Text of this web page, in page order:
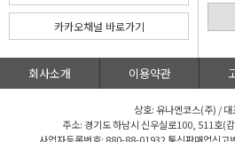
카카오채널 바로가기
회사소개 이용약관
상호: 유나엔코스(주) / 대
주소: 경기도 하남시 신우실로100, 511호(